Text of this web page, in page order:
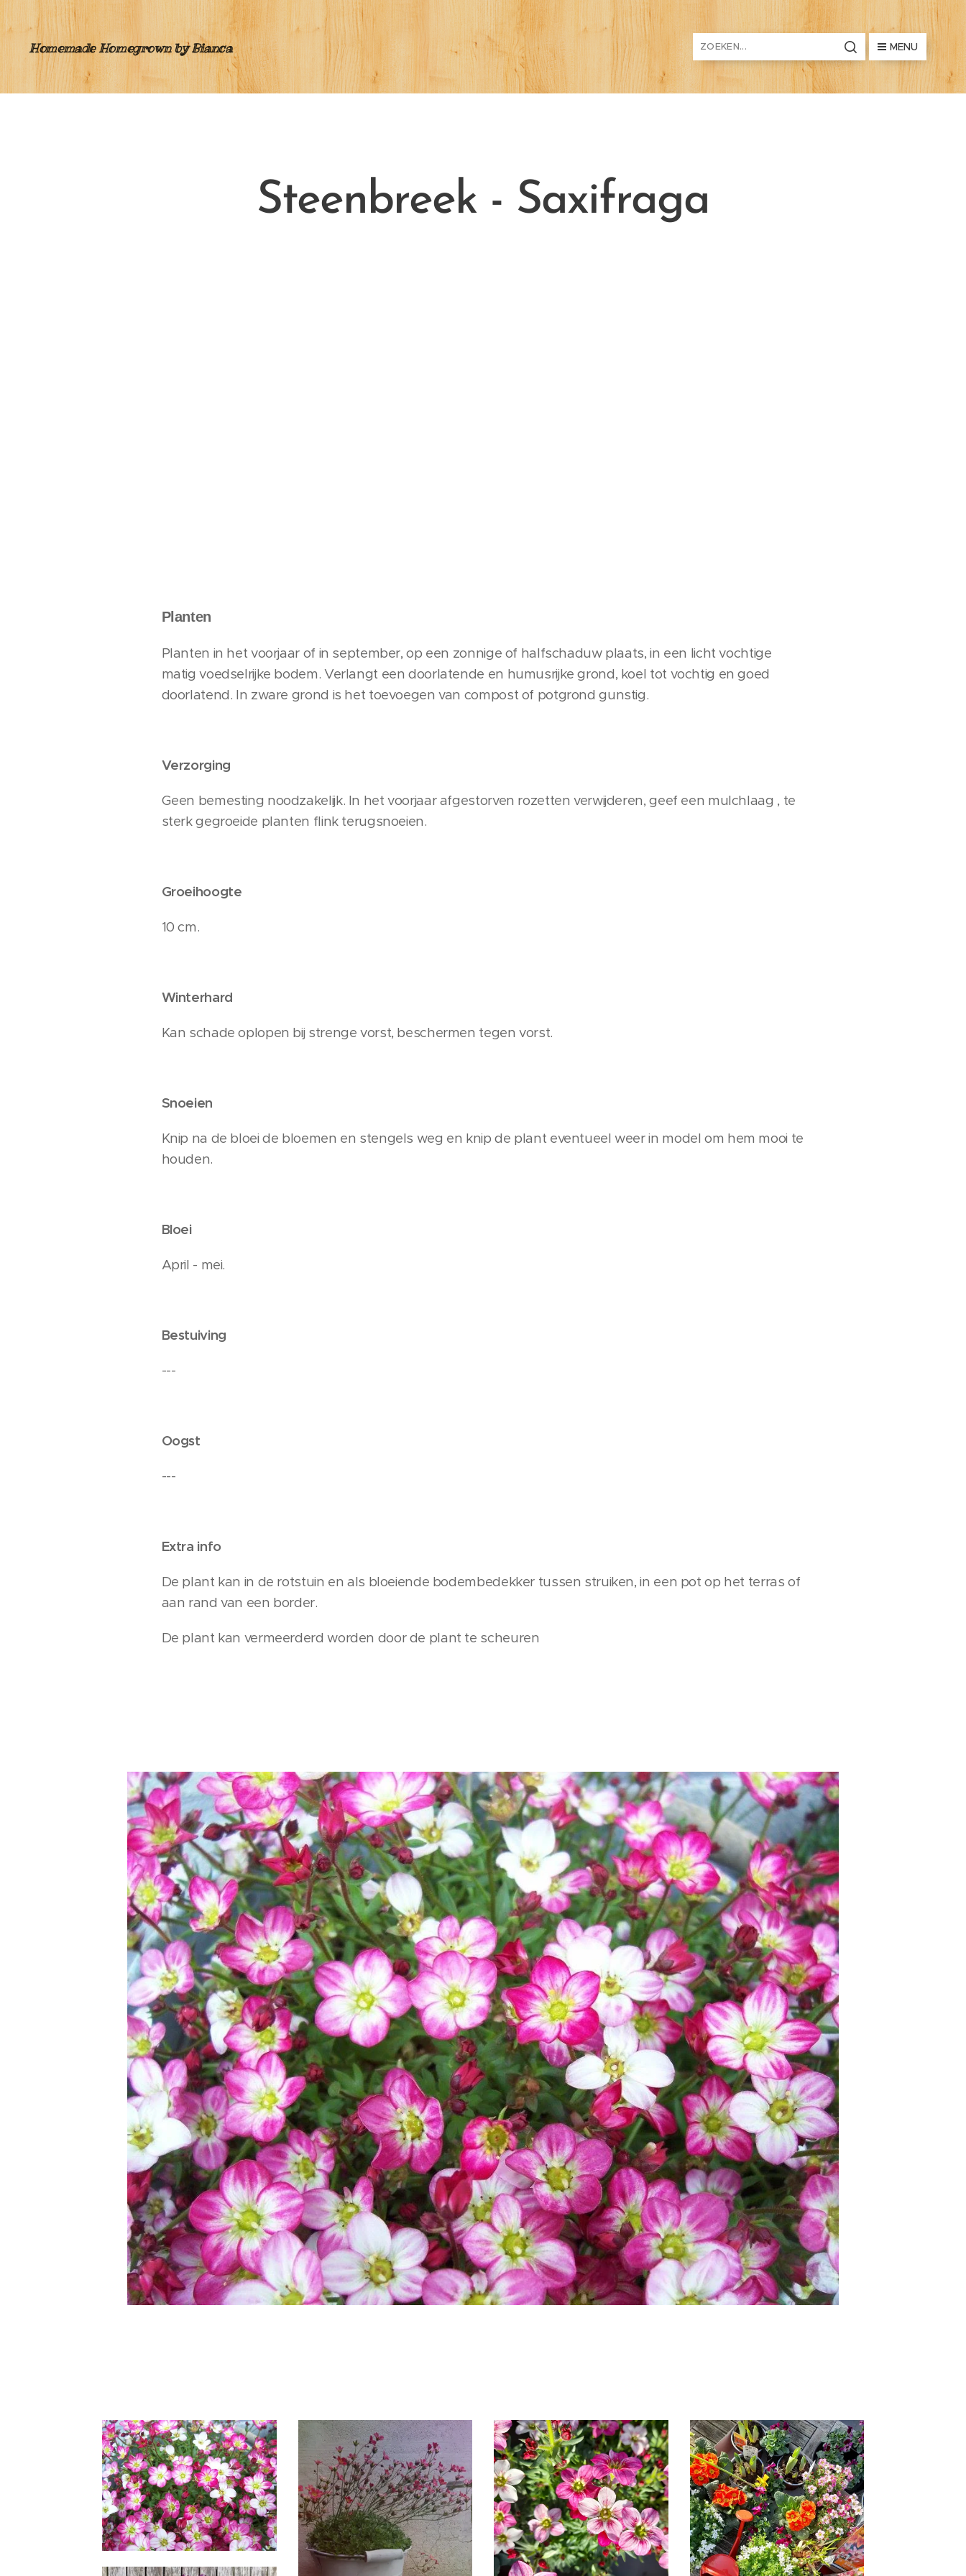
Homemade Homegrown by Bianca MENU
Steenbreek - Saxifraga
Planten
Planten in het voorjaar of in september, op een zonnige of halfschaduw plaats, in een licht vochtige
matig voedselrijke bodem. Verlangt een doorlatende en humusrijke grond, koel tot vochtig en goed
doorlatend. In zware grond is het toevoegen van compost of potgrond gunstig.
Verzorging
Geen bemesting noodzakelijk. In het voorjaar afgestorven rozetten verwijderen, geef een mulchlaag , te
sterk gegroeide planten flink terugsnoeien.
Groeihoogte
10 cm.
Winterhard
Kan schade oplopen bij strenge vorst, beschermen tegen vorst.
Snoeien
Knip na de bloei de bloemen en stengels weg en knip de plant eventueel weer in model om hem mooi te
houden.
Bloei
April - mei.
Bestuiving
---
Oogst
---
Extra info
De plant kan in de rotstuin en als bloeiende bodembedekker tussen struiken, in een pot op het terras of
aan rand van een border.
De plant kan vermeerderd worden door de plant te scheuren